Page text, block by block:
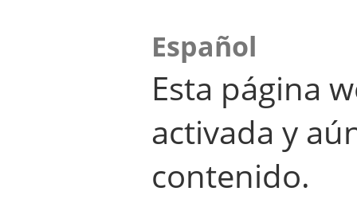
Español
Esta página
activada y
contenido.